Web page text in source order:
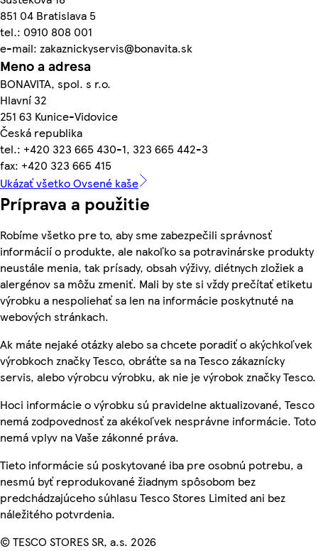
851 04 Bratislava 5
tel.: 0910 808 001
e-mail: zakaznickyservis@bonavita.sk
Meno a adresa
BONAVITA, spol. s r.o.
Hlavní 32
251 63 Kunice-Vidovice
Česká republika
tel.: +420 323 665 430-1, 323 665 442-3
fax: +420 323 665 415
Ukázať všetko Ovsené kaše
Príprava a použitie
Robíme všetko pre to, aby sme zabezpečili správnosť
informácií o produkte, ale nakoľko sa potravinárske produkty
neustále menia, tak prísady, obsah výživy, diétnych zložiek a
alergénov sa môžu zmeniť. Mali by ste si vždy prečítať etiketu
výrobku a nespoliehať sa len na informácie poskytnuté na
webových stránkach.
Ak máte nejaké otázky alebo sa chcete poradiť o akýchkoľvek
výrobkoch značky Tesco, obráťte sa na Tesco zákaznícky
servis, alebo výrobcu výrobku, ak nie je výrobok značky Tesco.
Hoci informácie o výrobku sú pravidelne aktualizované, Tesco
nemá zodpovednosť za akékoľvek nesprávne informácie. Toto
nemá vplyv na Vaše zákonné práva.
Tieto informácie sú poskytované iba pre osobnú potrebu, a
nesmú byť reprodukované žiadnym spôsobom bez
predchádzajúceho súhlasu Tesco Stores Limited ani bez
náležitého potvrdenia.
© TESCO STORES SR, a.s. 2026